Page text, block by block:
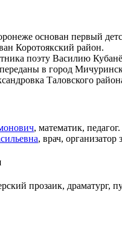
основан первый
Коротоякский район.
поэту Василию
в город
Таловского
, математик, педагог.
, врач, организатор
прозаик, драматург,